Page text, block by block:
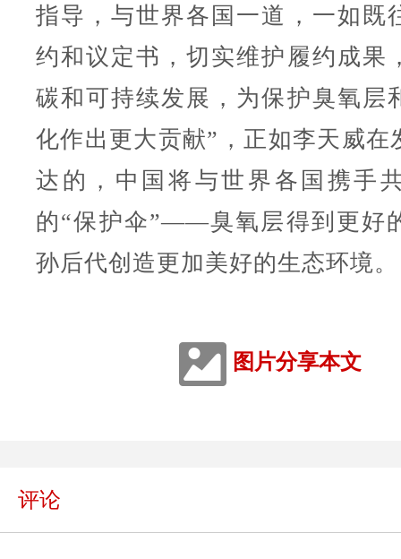
指导，与世界各国一道，一如既
约和议定书，切实维护履约成果
碳和可持续发展，为保护臭氧层
化作出更大贡献”，正如李天威在
达的，中国将与世界各国携手
的“保护伞”——臭氧层得到更好
孙后代创造更加美好的生态环境。
图片分享本文
评论